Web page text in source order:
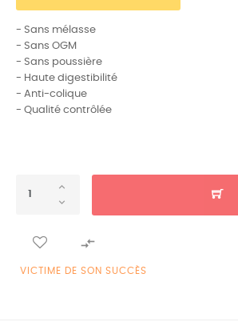
- Sans mélasse
- Sans OGM
- Sans poussière
- Haute digestibilité
- Anti-colique
- Qualité contrôlée

VICTIME DE SON SUCCÈS